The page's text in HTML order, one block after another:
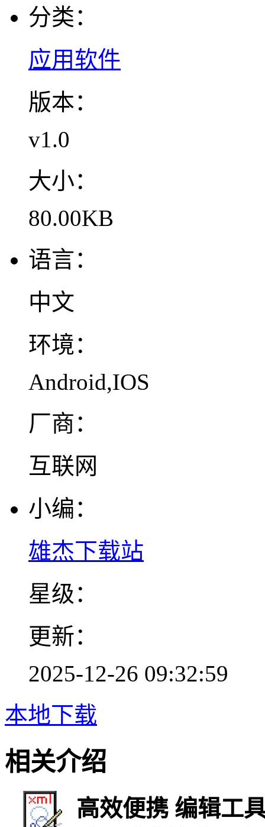
分类：
应用软件
版本：
v1.0
大小：
80.00KB
语言：
中文
环境：
Android,IOS
厂商：
互联网
小编：
雄杰下载站
星级：
更新：
2025-12-26 09:32:59
本地下载
相关介绍
高效便携 编辑工